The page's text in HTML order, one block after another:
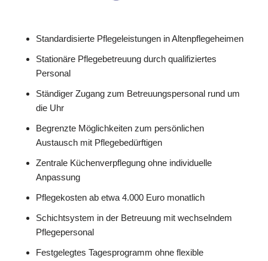
Standardisierte Pflegeleistungen in Altenpflegeheimen
Stationäre Pflegebetreuung durch qualifiziertes
Personal
Ständiger Zugang zum Betreuungspersonal rund um
die Uhr
Begrenzte Möglichkeiten zum persönlichen
Austausch mit Pflegebedürftigen
Zentrale Küchenverpflegung ohne individuelle
Anpassung
Pflegekosten ab etwa 4.000 Euro monatlich
Schichtsystem in der Betreuung mit wechselndem
Pflegepersonal
Festgelegtes Tagesprogramm ohne flexible